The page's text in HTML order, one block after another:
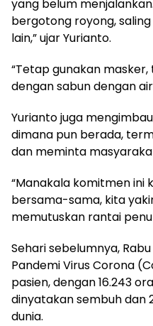
yang belum
bergotong royong,
lain,” ujar Yurianto.
“Tetap gunakan
dengan sabun dengan
Yurianto juga
dimana pun berada,
dan meminta
“Manakala komitmen ini
bersama-sama, kita
memutuskan rantai
Sehari sebelumnya,
Pandemi Virus Corona
pasien, dengan 16.243
dinyatakan sembuh dan
dunia.